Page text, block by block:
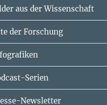
aus der Wissenschaft
der Forschung
Serien
Newsletter